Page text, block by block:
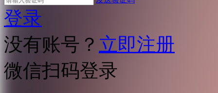
登录
没有账号？ 立即注册
微信扫码登录